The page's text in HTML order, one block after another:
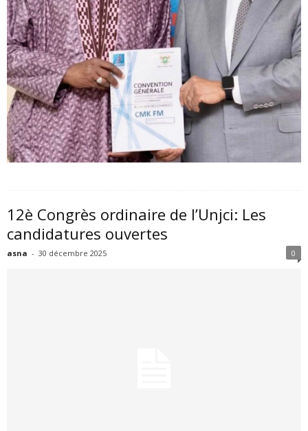
12è Congrès ordinaire de l’Unjci: Les
candidatures ouvertes
asna - 30 décembre 2025 0